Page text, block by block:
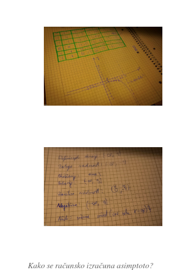
Kako se računsko izračuna asimptoto?